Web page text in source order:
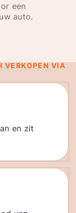
een
auto.
VERKOPEN VIA
en zit